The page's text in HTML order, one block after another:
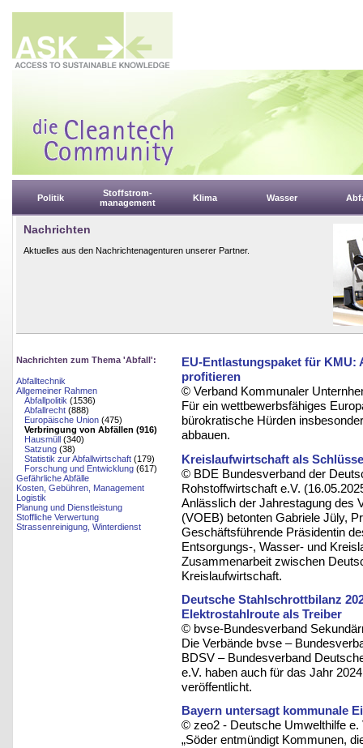
Politik
Stoffstrom-
management
Klima Wasser
Nachrichten
Aktuelles aus den Nachrichtenagenturen unserer Partner.
Nachrichten zum Thema 'Abfall':
Abfalltechnik
Allgemeiner Rahmen
Abfallpolitik (1536)
Abfallrecht (888)
Europäische Union (475)
Verbringung von Abfällen (916)
Hausmüll (340)
Satzung (38)
Statistik zur Abfallwirtschaft (179)
Forschung und Entwicklung (617)
Gefährliche Abfälle
Kosten, Gebühren, Management
Logistik
Planung und Dienstleistung
Stoffliche Verwertung
Strassenreinigung, Winterdienst
EU-Entlastungspaket für KMU:
profitieren
© Verband Kommunaler
Für ein wettbewerbsfähiges
bürokratische Hürden
abbauen.
Kreislaufwirtschaft als
© BDE Bundesverband der
Rohstoffwirtschaft e.V.
Anlässlich der Jahrestagung des
(VOEB) betonten Gabriele Jüly,
Geschäftsführende Präsidentin
Entsorgungs-, Wasser- und
Zusammenarbeit zwischen
Kreislaufwirtschaft.
Deutsche Stahlschrottbilanz
Elektrostahlroute als Treiber
© bvse-Bundesverband
Die Verbände bvse –
BDSV – Bundesverband
e.V. haben auch für das Jahr
veröffentlicht.
Bayern untersagt kommunale
© zeo2 - Deutsche Umwelthilfe e.
„Söder entmündigt Kommunen,